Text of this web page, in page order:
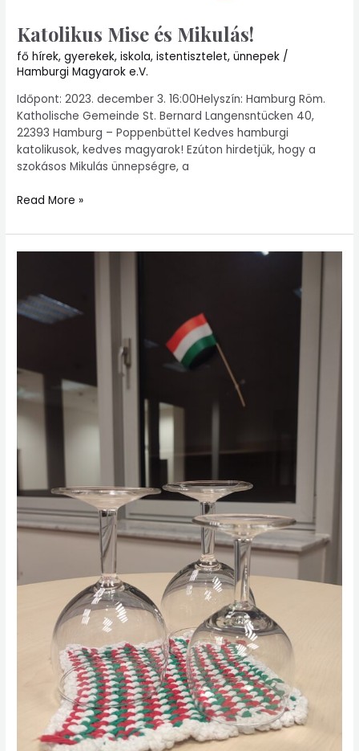
Katolikus Mise és Mikulás!
fő hírek,gyerekek,iskola,istentisztelet,ünnepek /
Hamburgi Magyarok e.V.
Időpont: 2023. december 3. 16:00Helyszín: Hamburg Röm.
Katholische Gemeinde St. Bernard Langensntücken 40,
22393 Hamburg – Poppenbüttel Kedves hamburgi
katolikusok, kedves magyarok! Ezúton hirdetjük, hogy a
szokásos Mikulás ünnepségre, a
Read More »